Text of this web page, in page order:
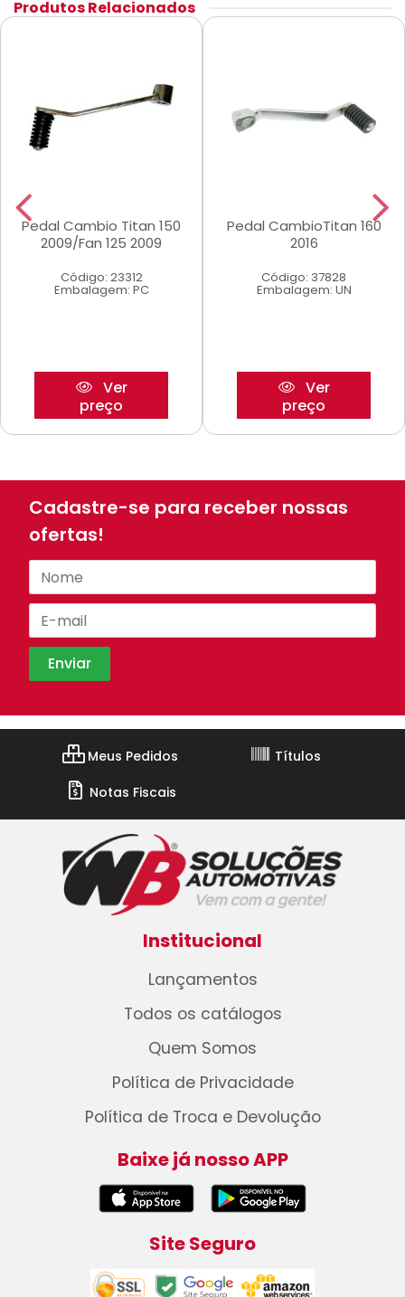
Produtos Relacionados
Pedal Cambio Titan 150
2009/Fan 125 2009
Código: 23312
Embalagem: PC
Ver
preço
Pedal CambioTitan 160
2016
Código: 37828
Embalagem: UN
Ver
preço
Cadastre-se para receber nossas
ofertas!
Meus Pedidos
Títulos
Notas Fiscais
Institucional
Lançamentos
Todos os catálogos
Quem Somos
Política de Privacidade
Política de Troca e Devolução
Baixe já nosso APP
Site Seguro